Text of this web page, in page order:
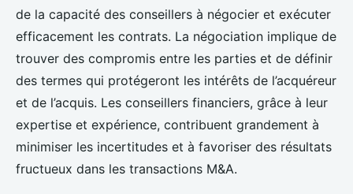
de la capacité des conseillers à négocier et exécuter
efficacement les contrats. La négociation implique de
trouver des compromis entre les parties et de définir
des termes qui protégeront les intérêts de l’acquéreur
et de l’acquis. Les conseillers financiers, grâce à leur
expertise et expérience, contribuent grandement à
minimiser les incertitudes et à favoriser des résultats
fructueux dans les transactions M&A.